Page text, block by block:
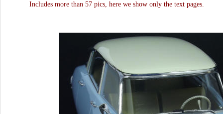
Includes more than 57 pics, here we show only the text pages.